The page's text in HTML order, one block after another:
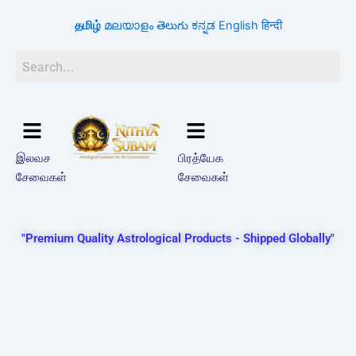
தமிழ் മലയാളം తెలుగు ಕನ್ನಡ English हिन्दी
இலவச
சேவைகள்
பிரத்யேக
சேவைகள்
"Premium Quality Astrological Products - Shipped Globally"